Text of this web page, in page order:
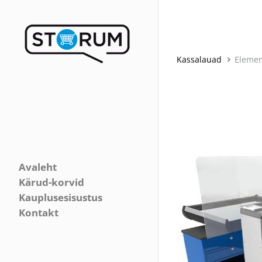
Avaleht
Kärud-korvid
Kauplusesisustus
Kontakt
Kassalauad